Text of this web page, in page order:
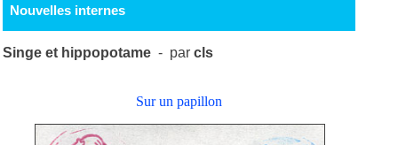
Nouvelles internes
Singe et hippopotame - parcls
Sur un papillon